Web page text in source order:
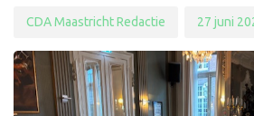
CDA Maastricht Redactie 27 juni